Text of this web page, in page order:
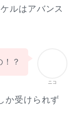
ルはアバンス
ニコ
！？
か受けられず